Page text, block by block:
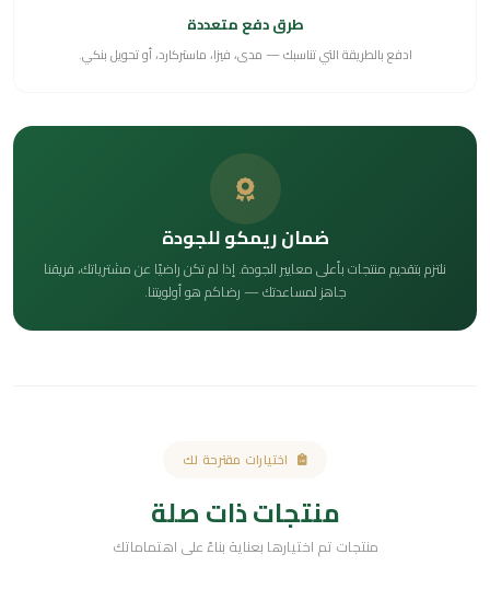
طرق دفع متعددة
ادفع بالطريقة التي تناسبك — مدى، فيزا، ماستركارد، أو تحويل بنكي.
ضمان ريمكو للجودة
نلتزم بتقديم منتجات بأعلى معايير الجودة. إذا لم تكن راضيًا عن مشترياتك، فريقنا
جاهز لمساعدتك — رضاكم هو أولويتنا.
اختيارات مقترحة لك
منتجات ذات صلة
منتجات تم اختيارها بعناية بناءً على اهتماماتك